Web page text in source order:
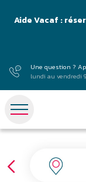
Aide Vacaf :
Une question ?
lundi au vendredi